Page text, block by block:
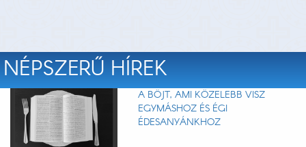
NÉPSZERŰ HÍREK
A BÖJT, AMI KÖZELEBB VISZ
EGYMÁSHOZ ÉS ÉGI
ÉDESANYÁNKHOZ